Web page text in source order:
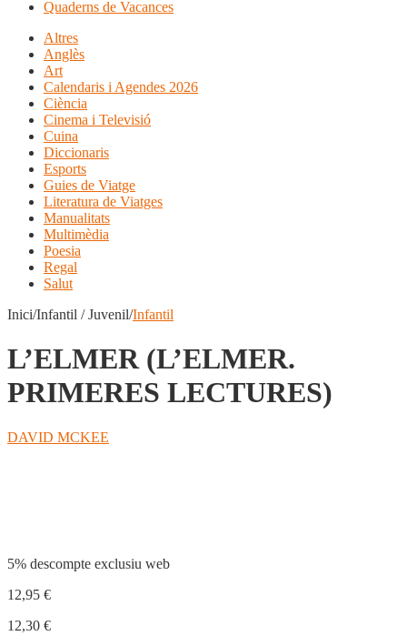
Quaderns de Vacances
Altres
Anglès
Art
Calendaris i Agendes 2026
Ciència
Cinema i Televisió
Cuina
Diccionaris
Esports
Guies de Viatge
Literatura de Viatges
Manualitats
Multimèdia
Poesia
Regal
Salut
Inici/Infantil / Juvenil/Infantil
L’ELMER (L’ELMER.
PRIMERES LECTURES)
DAVID MCKEE
5% descompte exclusiu web
12,95 €
12,30 €